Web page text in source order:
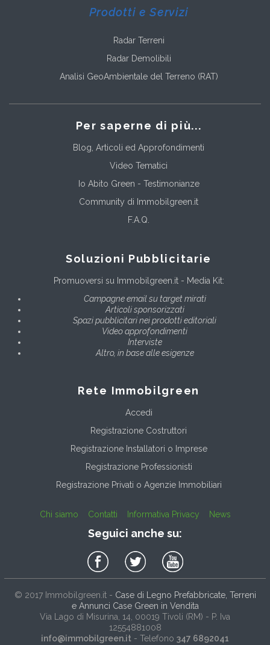
Prodotti e Servizi
Radar Terreni
Radar Demolibili
Analisi GeoAmbientale del Terreno (RAT)
Per saperne di più...
Blog, Articoli ed Approfondimenti
Video Tematici
Io Abito Green - Testimonianze
Community di Immobilgreen.it
F.A.Q.
Soluzioni Pubblicitarie
Promuoversi su Immobilgreen.it - Media Kit:
Campagne email su target mirati
Articoli sponsorizzati
Spazi pubblicitari nei prodotti editoriali
Video approfondimenti
Interviste
Altro, in base alle esigenze
Rete Immobilgreen
Accedi
Registrazione Costruttori
Registrazione Installatori o Imprese
Registrazione Professionisti
Registrazione Privati o Agenzie Immobiliari
Chi siamo Contatti Informativa Privacy News
Seguici anche su:
© 2017 Immobilgreen.it- Case di Legno Prefabbricate, Terreni
e Annunci Case Green in Vendita
Via Lago di Misurina, 14 , 00019 Tivoli (RM) - P. Iva
12554881008
info@immobilgreen.it - Telefono 347 6892041